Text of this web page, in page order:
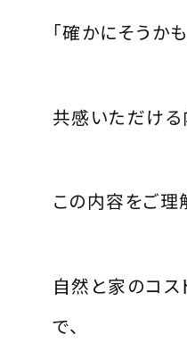
「確かにそうかも
共感いただける
この内容をご理
自然と家のコ
で、